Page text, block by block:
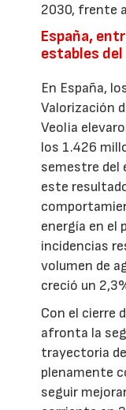
2030, frente
España,
estables del
En España,
Valorización
Veolia
los 1.426
semestre del
este
energía en el
incidencias
volumen de
creció un
Con el cierre
afronta la
trayectoria
plenamente
seguir